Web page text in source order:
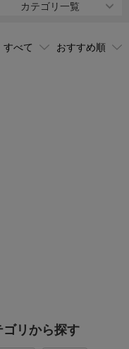
カテゴリ一覧
リから探す